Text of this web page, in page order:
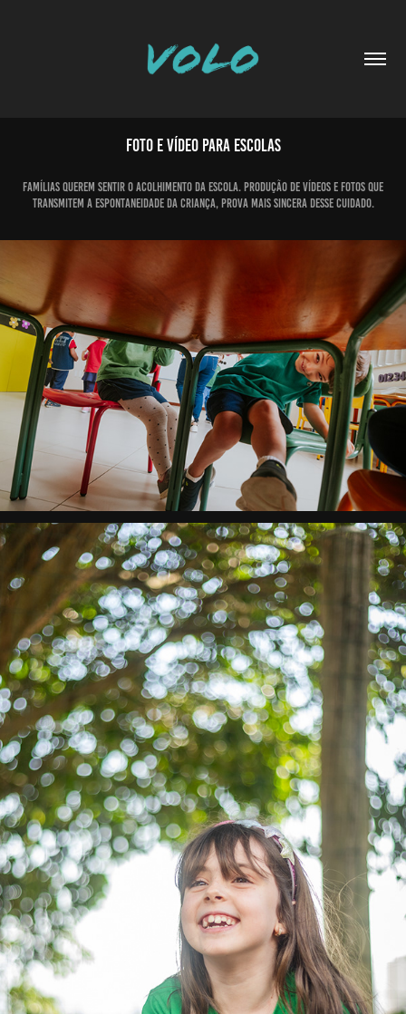
Foto e vídeo para escolas
Famílias querem sentir o acolhimento da escola. produção de vídeos e fotos que
Transmitem a espontaneidade da criança, prova mais sincera desse cuidado.